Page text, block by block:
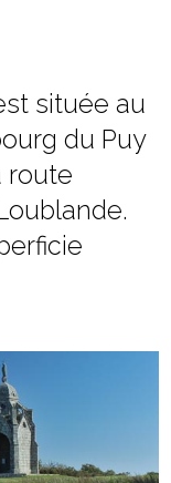
située au
du Puy
route